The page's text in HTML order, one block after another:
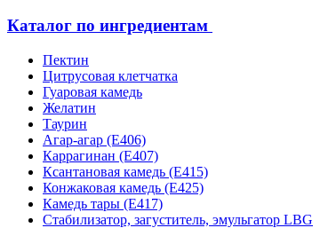
Каталог по ингредиентам
Пектин
Цитрусовая клетчатка
Гуаровая камедь
Желатин
Таурин
Агар-агар (Е406)
Каррагинан (Е407)
Ксантановая камедь (Е415)
Конжаковая камедь (Е425)
Камедь тары (Е417)
Стабилизатор, загуститель, эмульгатор LBG